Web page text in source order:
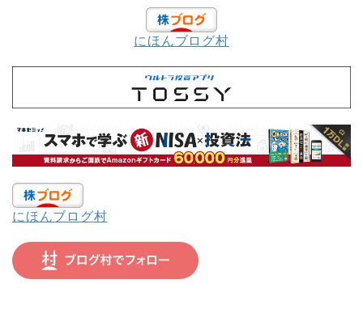
にほんブログ村
にほんブログ村